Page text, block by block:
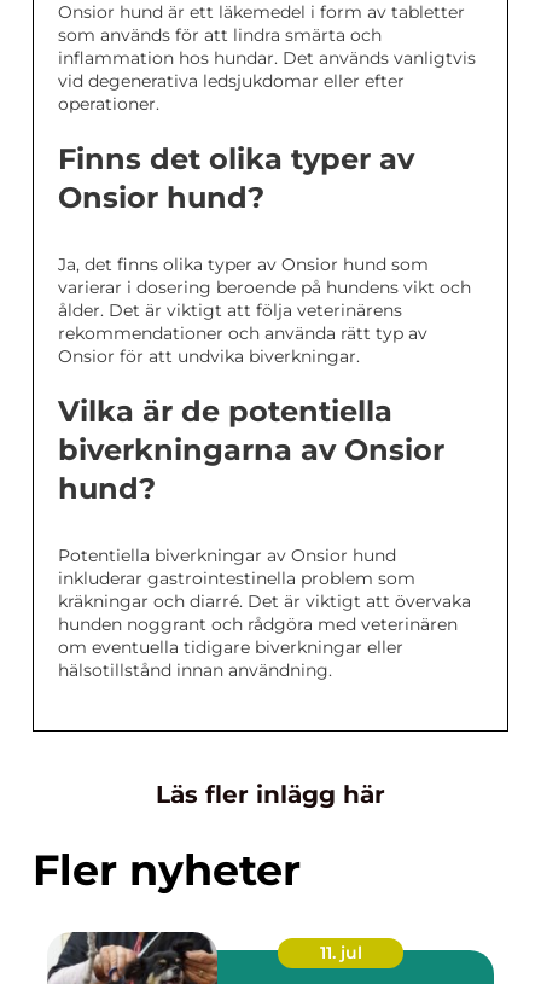
Onsior hund är ett läkemedel i form av tabletter
som används för att lindra smärta och
inflammation hos hundar. Det används vanligtvis
vid degenerativa ledsjukdomar eller efter
operationer.
Finns det olika typer av
Onsior hund?
Ja, det finns olika typer av Onsior hund som
varierar i dosering beroende på hundens vikt och
ålder. Det är viktigt att följa veterinärens
rekommendationer och använda rätt typ av
Onsior för att undvika biverkningar.
Vilka är de potentiella
biverkningarna av Onsior
hund?
Potentiella biverkningar av Onsior hund
inkluderar gastrointestinella problem som
kräkningar och diarré. Det är viktigt att övervaka
hunden noggrant och rådgöra med veterinären
om eventuella tidigare biverkningar eller
hälsotillstånd innan användning.
Läs fler inlägg här
Fler nyheter
11. jul